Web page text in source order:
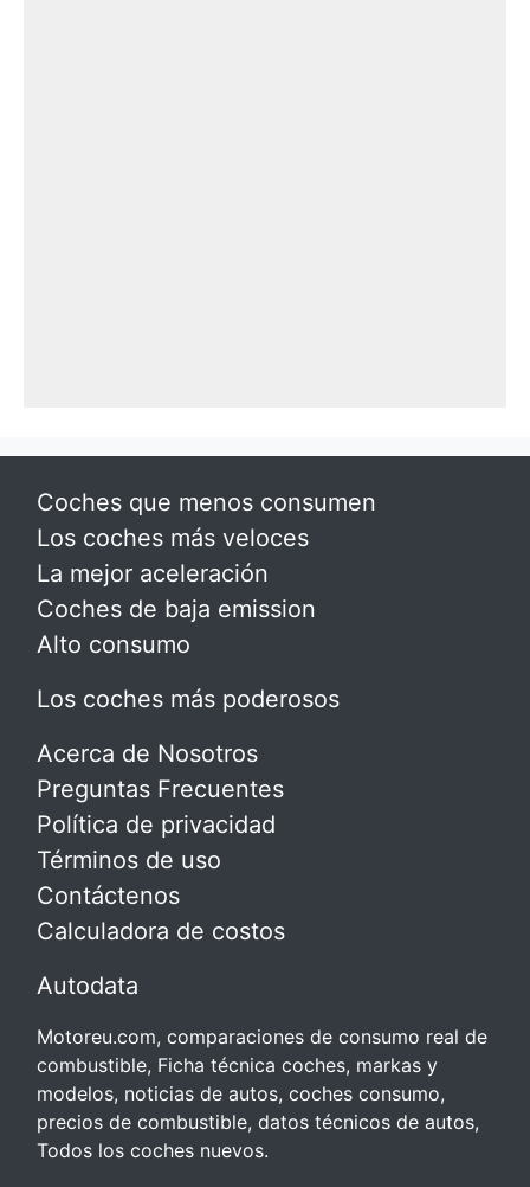
Coches que menos consumen
Los coches más veloces
La mejor aceleración
Coches de baja emission
Alto consumo
Los coches más poderosos
Acerca de Nosotros
Preguntas Frecuentes
Política de privacidad
Términos de uso
Contáctenos
Calculadora de costos
Autodata
Motoreu.com, comparaciones de consumo real de
combustible, Ficha técnica coches, markas y
modelos, noticias de autos, coches consumo,
precios de combustible, datos técnicos de autos,
Todos los coches nuevos.